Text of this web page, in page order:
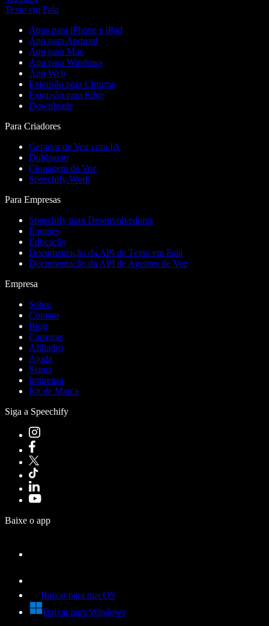
Texto em Fala
Apps para iPhone e iPad
App para Android
App para Mac
App para Windows
App Web
Extensão para Chrome
Extensão para Edge
Downloads
Para Criadores
Gerador de Voz com IA
Dublagem
Clonagem de Voz
Speechify Work
Para Empresas
Speechify para Desenvolvedores
Equipes
Educação
Documentação da API de Texto em Fala
Documentação da API de Agentes de Voz
Empresa
Sobre
Contato
Blog
Carreiras
Afiliados
Ajuda
Status
Imprensa
Kit de Marca
Siga a Speechify
Baixe o app
Baixar para macOS
Baixar para Windows